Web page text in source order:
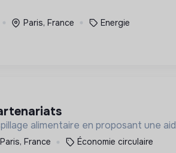
Paris, France Energie
alimentaire en proposant une
Paris, France Économie circulaire